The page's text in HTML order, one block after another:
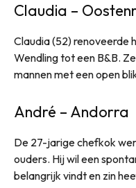
Claudia –
Claudia (52) renoveerde
Wendling tot een B&B.
mannen met een open
André – Andorra
De 27-jarige chefkok
ouders. Hij wil een
belangrijk vindt en zin